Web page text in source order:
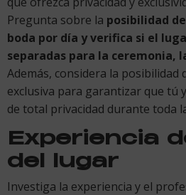
Pregunta sobre la posibilidad
boda por día y verifica si el
separadas para la ceremonia,
Además, considera la posibilidad
exclusiva para garantizar que tú
de total privacidad durante toda
Experiencia
del lugar
Investiga la experiencia y el